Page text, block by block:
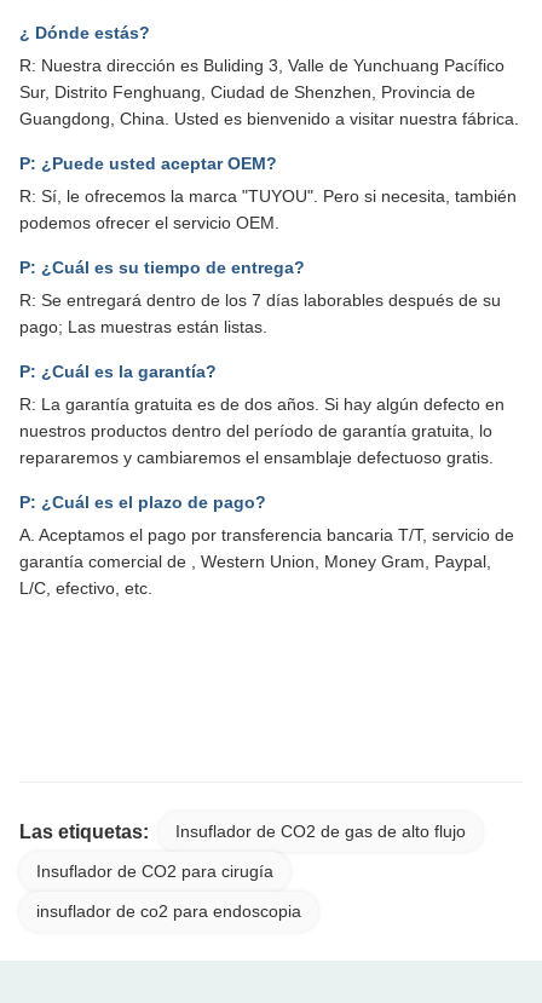
¿ Dónde estás?
R: Nuestra dirección es Buliding 3, Valle de Yunchuang Pacífico
Sur, Distrito Fenghuang, Ciudad de Shenzhen, Provincia de
Guangdong, China. Usted es bienvenido a visitar nuestra fábrica.
P: ¿Puede usted aceptar OEM?
R: Sí, le ofrecemos la marca "TUYOU". Pero si necesita, también
podemos ofrecer el servicio OEM.
P: ¿Cuál es su tiempo de entrega?
R: Se entregará dentro de los 7 días laborables después de su
pago; Las muestras están listas.
P: ¿Cuál es la garantía?
R: La garantía gratuita es de dos años. Si hay algún defecto en
nuestros productos dentro del período de garantía gratuita, lo
repararemos y cambiaremos el ensamblaje defectuoso gratis.
P: ¿Cuál es el plazo de pago?
A. Aceptamos el pago por transferencia bancaria T/T, servicio de
garantía comercial de , Western Union, Money Gram, Paypal,
L/C, efectivo, etc.
Las etiquetas: Insuflador de CO2 de gas de alto flujo
Insuflador de CO2 para cirugía
insuflador de co2 para endoscopia